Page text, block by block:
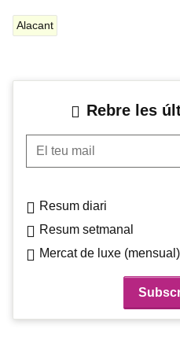
Alacant
Rebre les
El teu mail
Resum diari
Resum setmanal
Mercat de luxe (mensual)